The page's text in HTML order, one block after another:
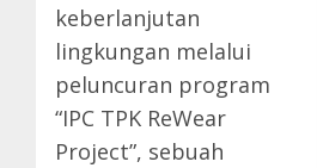
keberlanjutan
lingkungan melalui
peluncuran program
“IPC TPK ReWear
Project”, sebuah